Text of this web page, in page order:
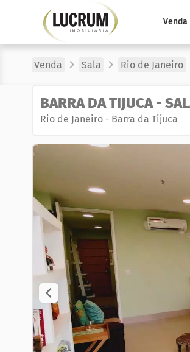
Venda
Venda Sala Rio de Janeiro
BARRA DA TIJUCA -
Rio de Janeiro- Barra da Tijuca